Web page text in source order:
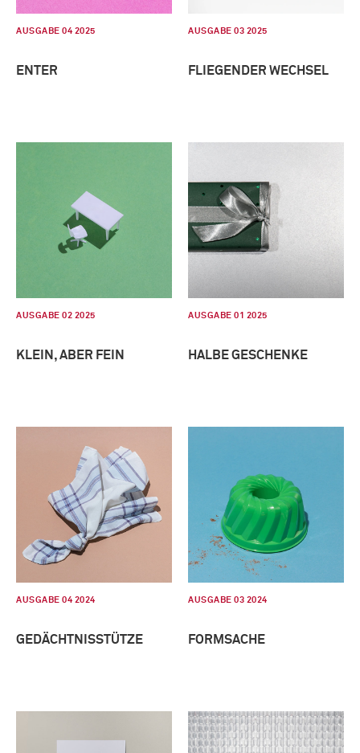
AUSGABE 04 2025
ENTER
AUSGABE 03 2025
FLIEGENDER WECHSEL
AUSGABE 02 2025
KLEIN, ABER FEIN
AUSGABE 01 2025
HALBE GESCHENKE
AUSGABE 04 2024
GEDÄCHTNISSTÜTZE
AUSGABE 03 2024
FORMSACHE